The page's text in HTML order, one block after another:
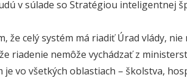
v súlade so Stratégiou inteligentnej
že celý systém má riadiť Úrad vlády,
riadenie nemôže vychádzať z
je vo všetkých oblastiach – školstva,